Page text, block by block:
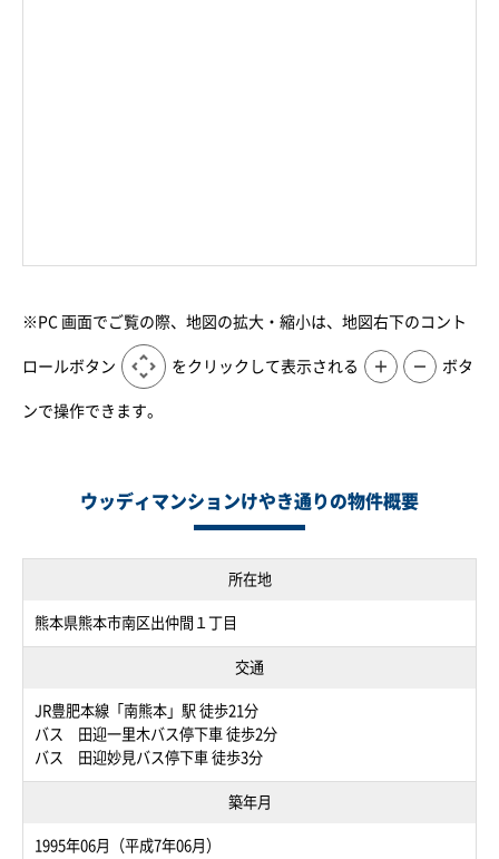
※PC 画面でご覧の際、地図の拡大・縮小は、地図右下のコント
ロールボタン をクリックして表示される ＋ － ボタ
ンで操作できます。
ウッディマンションけやき通りの物件概要
所在地
熊本県熊本市南区出仲間１丁目
交通
JR豊肥本線「南熊本」駅 徒歩21分
バス 田迎一里木バス停下車 徒歩2分
バス 田迎妙見バス停下車 徒歩3分
築年月
1995年06月（平成7年06月）